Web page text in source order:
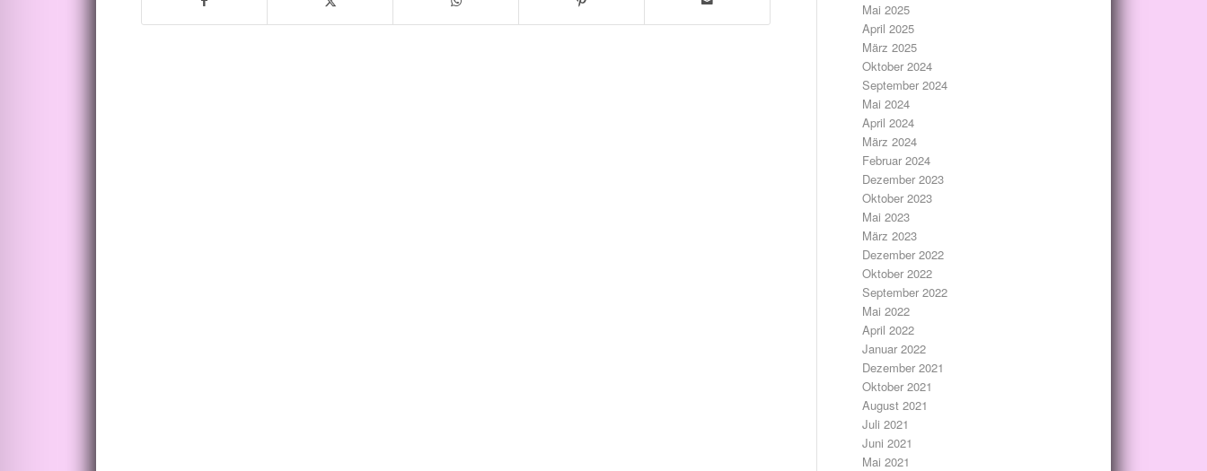
Mai 2025
April 2025
März 2025
Oktober 2024
September 2024
Mai 2024
April 2024
März 2024
Februar 2024
Dezember 2023
Oktober 2023
Mai 2023
März 2023
Dezember 2022
Oktober 2022
September 2022
Mai 2022
April 2022
Januar 2022
Dezember 2021
Oktober 2021
August 2021
Juli 2021
Juni 2021
Mai 2021